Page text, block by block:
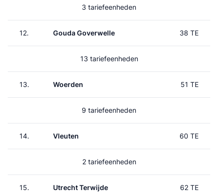
3 tariefeenheden
12. Gouda Goverwelle 38 TE
13 tariefeenheden
13. Woerden 51 TE
9 tariefeenheden
14. Vleuten 60 TE
2 tariefeenheden
15. Utrecht Terwijde 62 TE